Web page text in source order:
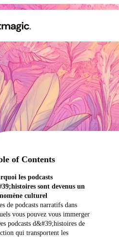
of Contents
les podcasts
sont devenus un
culturel
de podcasts narratifs dans
vous pouvez vous immerger
podcasts d&#39;histoires de
qui transportent les